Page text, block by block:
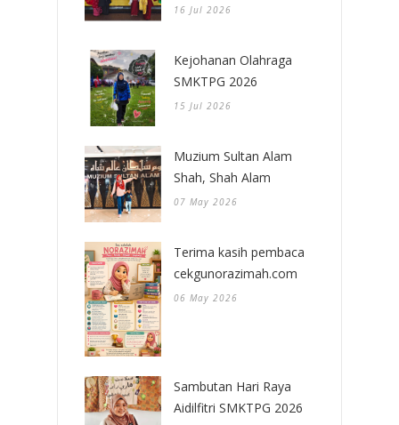
16 Jul 2026
Kejohanan Olahraga
SMKTPG 2026
15 Jul 2026
Muzium Sultan Alam
Shah, Shah Alam
07 May 2026
Terima kasih pembaca
cekgunorazimah.com
06 May 2026
Sambutan Hari Raya
Aidilfitri SMKTPG 2026